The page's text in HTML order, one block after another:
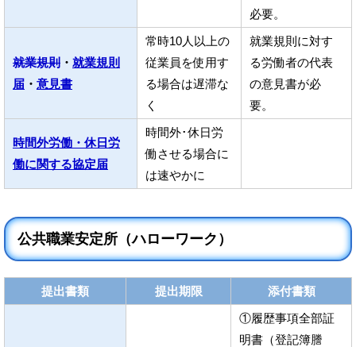
必要。
就業規則 ・ 就業規則
届 ・ 意見書
常時10人以上の
従業員を使用す
る場合は遅滞な
く
就業規則に対す
る労働者の代表
の意見書が必
要。
時間外労働・休日労
働に関する協定届
時間外･休日労
働させる場合に
は速やかに
公共職業安定所（ハローワーク）
提出書類 提出期限 添付書類
①履歴事項全部証
明書（登記簿謄